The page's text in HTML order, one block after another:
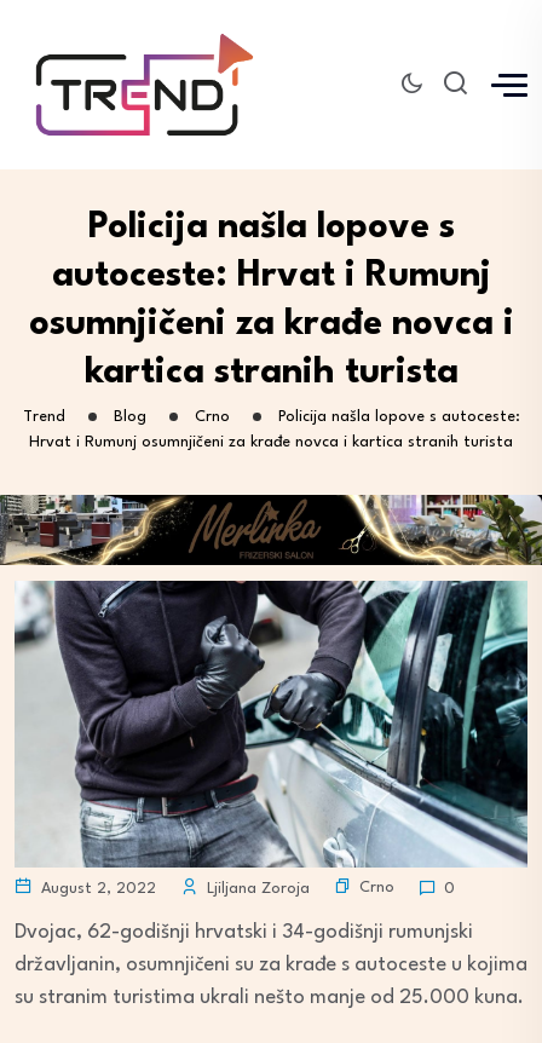
Policija našla lopove s
autoceste: Hrvat i Rumunj
osumnjičeni za krađe novca i
kartica stranih turista
Trend Blog Crno
Policija našla lopove s autoceste:
Hrvat i Rumunj osumnjičeni za krađe novca i kartica stranih turista
August 2, 2022 Ljiljana Zoroja Crno 0
Dvojac, 62-godišnji hrvatski i 34-godišnji rumunjski
državljanin, osumnjičeni su za krađe s autoceste u kojima
su stranim turistima ukrali nešto manje od 25.000 kuna.